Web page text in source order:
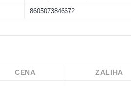
8605073846672
CENA ZALIHA